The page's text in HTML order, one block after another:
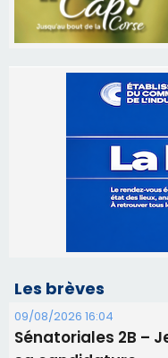
09/08/2026 16:04
Sénatoriales 2B –
sa candidature
Festa di l’Associi
06/08/2026 15:57
Ucciani – Marché
11 août